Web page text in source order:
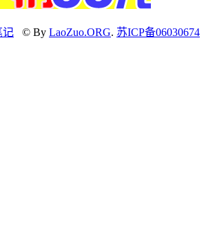
记 © By LaoZuo.ORG. 苏ICP备06030674